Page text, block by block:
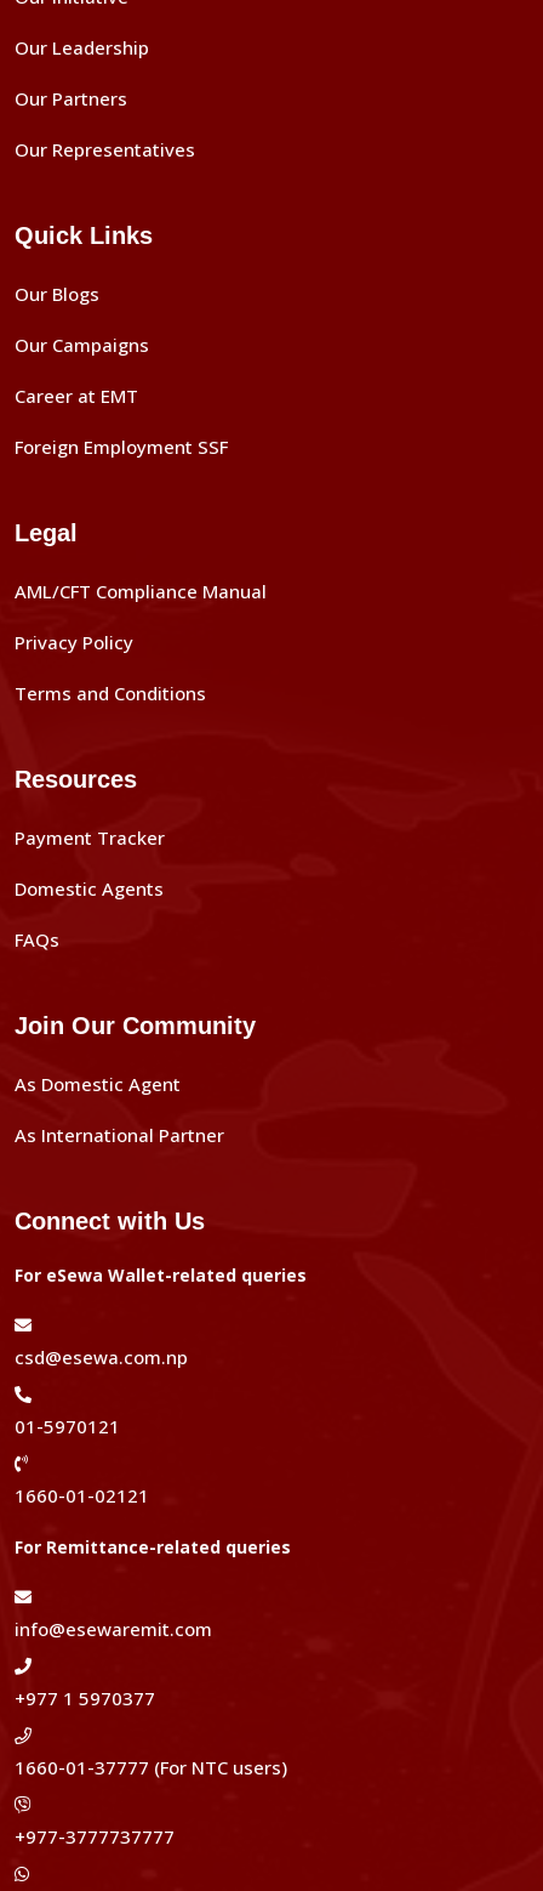
Our Leadership
Our Partners
Our Representatives
Quick Links
Our Blogs
Our Campaigns
Career at EMT
Foreign Employment SSF
Legal
AML/CFT Compliance Manual
Privacy Policy
Terms and Conditions
Resources
Payment Tracker
Domestic Agents
FAQs
Join Our Community
As Domestic Agent
As International Partner
Connect with Us
For eSewa Wallet-related queries
csd@esewa.com.np
01-5970121
1660-01-02121
For Remittance-related queries
info@esewaremit.com
+977 1 5970377
1660-01-37777 (For NTC users)
+977-3777737777